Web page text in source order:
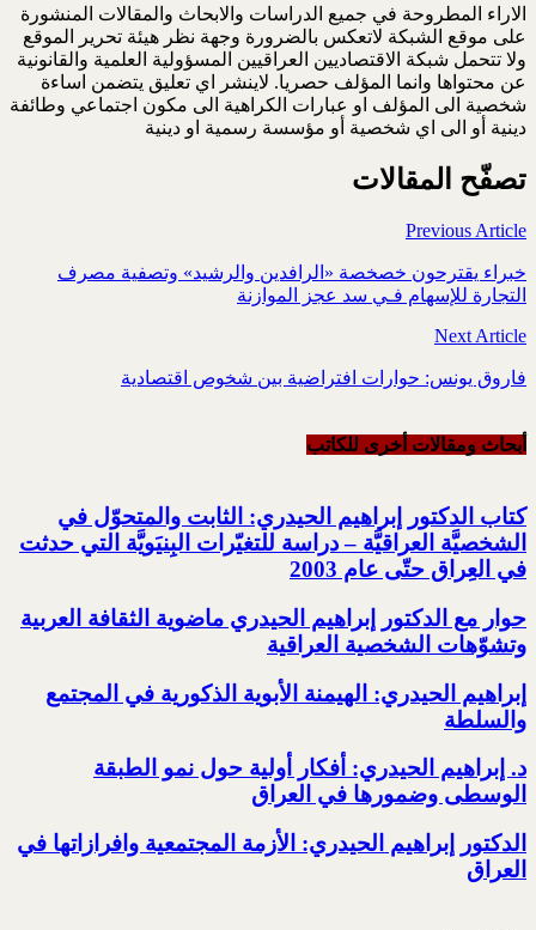
الاراء المطروحة في جميع الدراسات والابحاث والمقالات المنشورة
على موقع الشبكة لاتعكس بالضرورة وجهة نظر هيئة تحرير الموقع
ولا تتحمل شبكة الاقتصاديين العراقيين المسؤولية العلمية والقانونية
عن محتواها وانما المؤلف حصريا. لاينشر اي تعليق يتضمن اساءة
شخصية الى المؤلف او عبارات الكراهية الى مكون اجتماعي وطائفة
دينية أو الى اي شخصية أو مؤسسة رسمية او دينية
تصفّح المقالات
Previous Article
خبراء يقترحون خصخصة «الرافدين والرشيد» وتصفية مصرف
التجارة للإسهام فـي سد عجز الموازنة
Next Article
فاروق يونس: حوارات افتراضية بين شخوص اقتصادية
أبحاث ومقالات أخرى للکاتب
كتاب الدكتور إبراهيم الحيدري: الثابت والمتحوّل في
الشخصيَّة العراقيَّة – دراسة للتغيّرات البِنيَويَّة التي حدثت
في العِراق حتّى عام 2003
حوار مع الدكتور إبراهيم الحيدري ماضوية الثقافة العربية
وتشوّهات الشخصية العراقية
إبراهيم الحيدري: الهيمنة الأبوية الذكورية في المجتمع
والسلطة
د. إبراهيم الحيدري: أفكار أولية حول نمو الطبقة
الوسطى وضمورها في العراق
الدكتور إبراهيم الحيدري: الأزمة المجتمعية وافرازاتها في
العراق